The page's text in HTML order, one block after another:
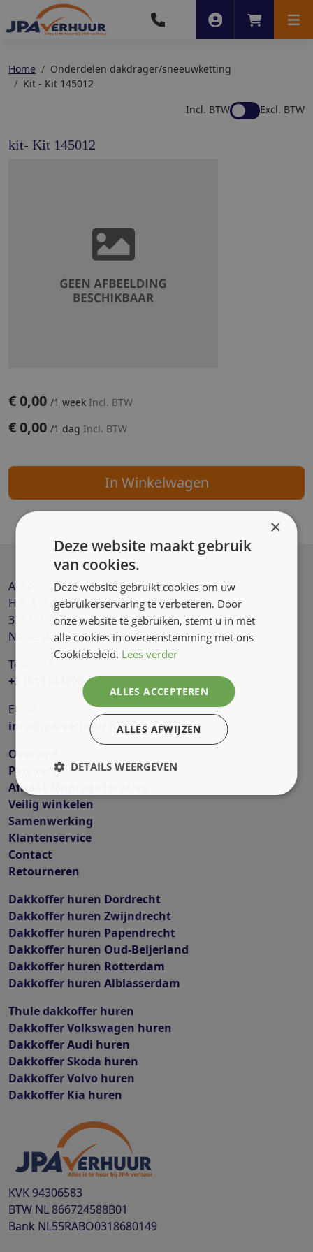
Account
Home
Onderdelen dakdrager/sneeuwketting
Kit - Kit 145012
Incl. BTW
Excl. BTW
kit- Kit 145012
€0,00 /1 dag Incl. BTW
€0,00 /1 week Incl. BTW
In Winkelwagen
Adres
H.A. Lorentzstraat 112
3331EE
Zwijndrecht
Nederland
Telefoon
+31616144899
Email
info@jpa-verhuur.nl
Over ons
Partners
Afhaal/Montage locaties
Veilig winkelen
Samenwerking
Klantenservice
Contact
Retourneren
Dakkoffer huren Dordrecht
Dakkoffer huren Zwijndrecht
Dakkoffer huren Papendrecht
Dakkoffer huren Oud-Beijerland
Dakkoffer huren Rotterdam
Dakkoffer huren Alblasserdam
Thule dakkoffer huren
Dakkoffer Volkswagen huren
Dakkoffer Audi huren
Dakkoffer Skoda huren
Dakkoffer Volvo huren
Dakkoffer Kia huren
KVK 94306583
BTW NL 866724588B01
Bank NL55RABO0318680149
×
Deze website maakt gebruik
van cookies.
Deze website gebruikt cookies om uw
gebruikerservaring te verbeteren. Door
onze website te gebruiken, stemt u in met
alle cookies in overeenstemming met ons
Cookiebeleid. Lees verder
ALLES ACCEPTEREN
ALLES AFWIJZEN
DETAILS WEERGEVEN